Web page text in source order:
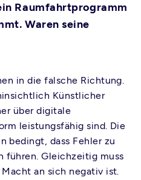
Raumfahrtprogramm
Waren seine
in die falsche Richtung.
Künstlicher
über digitale
leistungsfähig sind. Die
bedingt, dass Fehler zu
führen. Gleichzeitig muss
an sich negativ ist.